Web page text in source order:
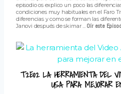
episodio os explico un poco las
condiciones muy habituales en el Faro
diferencias y como se forman las
Janovi después de skimar ... Oír este
T2E02 LA HERRAMIENTA DEL
USA PARA MEJORAR